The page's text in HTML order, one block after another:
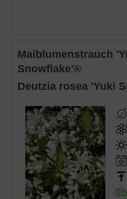
Maiblumenstrauch 'Yuki
Snowflake'®
Deutzia rosea 'Yuki